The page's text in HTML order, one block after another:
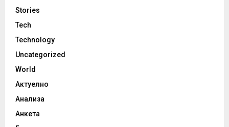
Stories
Tech
Technology
Uncategorized
World
Актуелно
Анализа
Анкета